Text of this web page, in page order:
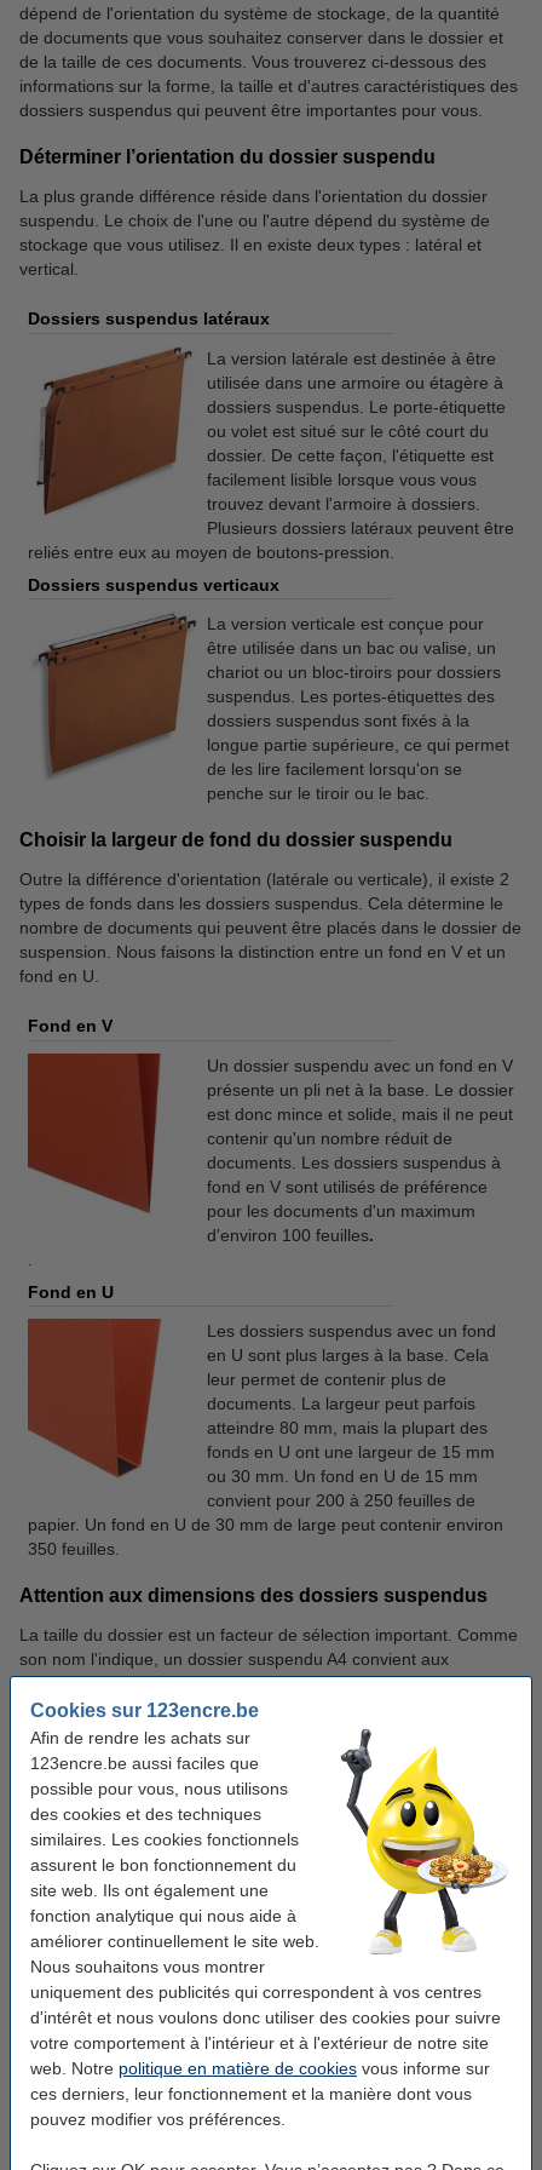
Cookies sur 123encre.be
Afin de rendre les achats sur
123encre.be aussi faciles que
possible pour vous, nous utilisons
des cookies et des techniques
similaires. Les cookies fonctionnels
assurent le bon fonctionnement du
site web. Ils ont également une
fonction analytique qui nous aide à
améliorer continuellement le site web.
Nous souhaitons vous montrer
uniquement des publicités qui correspondent à vos centres
d'intérêt et nous voulons donc utiliser des cookies pour suivre
votre comportement à l'intérieur et à l'extérieur de notre site
web. Notre politique en matière de cookies vous informe sur
ces derniers, leur fonctionnement et la manière dont vous
pouvez modifier vos préférences.
dépend de l'orientation du système de stockage, de la quantité
de documents que vous souhaitez conserver dans le dossier et
de la taille de ces documents. Vous trouverez ci-dessous des
informations sur la forme, la taille et d'autres caractéristiques des
dossiers suspendus qui peuvent être importantes pour vous.
Déterminer l’orientation du dossier suspendu
La plus grande différence réside dans l'orientation du dossier
suspendu. Le choix de l'une ou l'autre dépend du système de
stockage que vous utilisez. Il en existe deux types : latéral et
vertical.
Dossiers suspendus latéraux
La version latérale est destinée à être
utilisée dans une armoire ou étagère à
dossiers suspendus. Le porte-étiquette
ou volet est situé sur le côté court du
dossier. De cette façon, l'étiquette est
facilement lisible lorsque vous vous
trouvez devant l'armoire à dossiers.
Plusieurs dossiers latéraux peuvent être
reliés entre eux au moyen de boutons-pression.
Dossiers suspendus verticaux
La version verticale est conçue pour
être utilisée dans un bac ou valise, un
chariot ou un bloc-tiroirs pour dossiers
suspendus. Les portes-étiquettes des
dossiers suspendus sont fixés à la
longue partie supérieure, ce qui permet
de les lire facilement lorsqu'on se
penche sur le tiroir ou le bac.
Choisir la largeur de fond du dossier suspendu
Outre la différence d'orientation (latérale ou verticale), il existe 2
types de fonds dans les dossiers suspendus. Cela détermine le
nombre de documents qui peuvent être placés dans le dossier de
suspension. Nous faisons la distinction entre un fond en V et un
fond en U.
Fond en V
Un dossier suspendu avec un fond en V
présente un pli net à la base. Le dossier
est donc mince et solide, mais il ne peut
contenir qu'un nombre réduit de
documents. Les dossiers suspendus à
fond en V sont utilisés de préférence
pour les documents d'un maximum
d'environ 100 feuilles.
Fond en U
Les dossiers suspendus avec un fond
en U sont plus larges à la base. Cela
leur permet de contenir plus de
documents. La largeur peut parfois
atteindre 80 mm, mais la plupart des
fonds en U ont une largeur de 15 mm
ou 30 mm. Un fond en U de 15 mm
convient pour 200 à 250 feuilles de
papier. Un fond en U de 30 mm de large peut contenir environ
350 feuilles.
Attention aux dimensions des dossiers suspendus
La taille du dossier est un facteur de sélection important. Comme
son nom l'indique, un dossier suspendu A4 convient aux
documents de format A4. Les dossiers suspendus folio sont plus
larges, ce qui présente deux avantages. D'une part, ils peuvent
contenir des documents légèrement plus grands et, d'autre part,
vos documents A4 risquent moins d'être endommagés. En outre,
la taille dépend principalement du système de rangement que
vous utilisez. Celui-ci détermine l’entraxe (l’écart séparant les
crochets) et la taille extérieure dont vous avez besoin.
L'entraxe des dossiers suspendus
Les dossiers suspendus doivent naturellement s'insérer
parfaitement entre les rails du système de rangement. La
distance entre ces rails est appelée entraxe, ce qui correspond à
la taille de la suspension. Il existe différents entraxes :
Dossiers latéraux Dossier verticaux